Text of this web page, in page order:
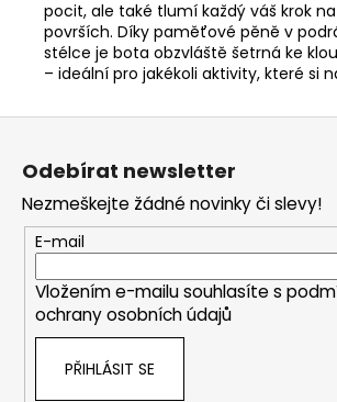
pocit, ale také tlumí každý váš krok
površích. Díky paměťové pěně v
stélce je bota obzvláště šetrná ke
– ideální pro jakékoli aktivity, které si
Z
Odebírat newsletter
Nezmeškejte žádné novinky či slevy!
E-mail
Vložením e-mailu souhlasíte s
ochrany osobních údajů
PŘIHLÁSIT SE